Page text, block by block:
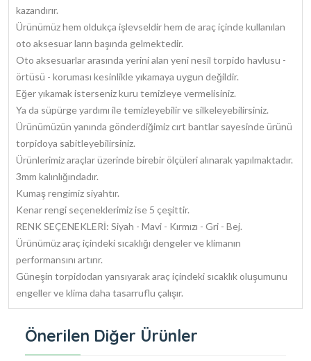
kazandırır.
Ürünümüz hem oldukça işlevseldir hem de araç içinde kullanılan
oto aksesuar ların başında gelmektedir.
Oto aksesuarlar arasında yerini alan yeni nesil torpido havlusu -
örtüsü - koruması kesinlikle yıkamaya uygun değildir.
Eğer yıkamak isterseniz kuru temizleye vermelisiniz.
Ya da süpürge yardımı ile temizleyebilir ve silkeleyebilirsiniz.
Ürünümüzün yanında gönderdiğimiz cırt bantlar sayesinde ürünü
torpidoya sabitleyebilirsiniz.
Ürünlerimiz araçlar üzerinde birebir ölçüleri alınarak yapılmaktadır.
3mm kalınlığındadır.
Kumaş rengimiz siyahtır.
Kenar rengi seçeneklerimiz ise 5 çeşittir.
RENK SEÇENEKLERİ: Siyah - Mavi - Kırmızı - Gri - Bej.
Ürünümüz araç içindeki sıcaklığı dengeler ve klimanın
performansını artırır.
Güneşin torpidodan yansıyarak araç içindeki sıcaklık oluşumunu
engeller ve klima daha tasarruflu çalışır.
Önerilen Diğer Ürünler